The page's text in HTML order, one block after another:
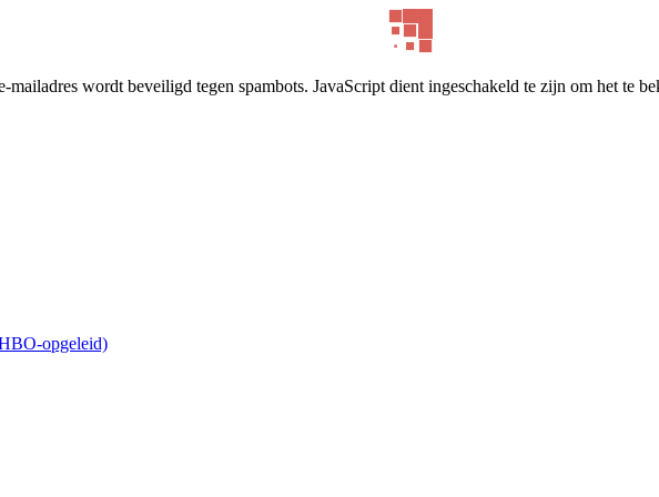
mailadres wordt beveiligd tegen spambots. JavaScript dient ingeschakeld te zijn om het te
opgeleid)